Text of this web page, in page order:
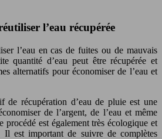
l’eau récupérée
l’eau en cas de fuites ou de mauvais
quantité d’eau peut être récupérée et
alternatifs pour économiser de l’eau et
de récupération d’eau de pluie est une
de l’argent, de l’eau et même
procédé est également très écologique et
Il est important de suivre de complètes